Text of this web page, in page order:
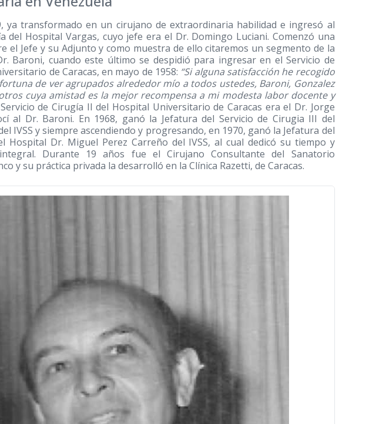
ya transformado en un cirujano de extraordinaria habilidad e ingresó al
del Hospital Vargas, cuyo jefe era el Dr. Domingo Luciani. Comenzó una
el Jefe y su Adjunto y como muestra de ello citaremos un segmento de la
Baroni, cuando este último se despidió para ingresar en el Servicio de
de Caracas, en mayo de 1958: “Si alguna satisfacción he recogido
de ver agrupados alrededor mío a todos ustedes, Baroni, Gonzalez
cuya amistad es la mejor recompensa a mi modesta labor docente y
de Cirugía II del Hospital Universitario de Caracas era el Dr. Jorge
al Dr. Baroni. En 1968, ganó la Jefatura del Servicio de Cirugia III del
IVSS y siempre ascendiendo y progresando, en 1970, ganó la Jefatura del
Hospital Dr. Miguel Perez Carreño del IVSS, al cual dedicó su tiempo y
Durante 19 años fue el Cirujano Consultante del Sanatorio
y su práctica privada la desarrolló en la Clínica Razetti, de Caracas.